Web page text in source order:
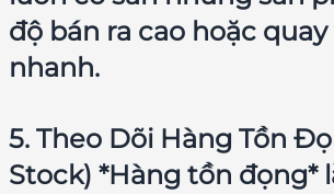
độ bán ra cao hoặc
nhanh.
5. Theo Dõi Hàng Tồn
Stock) *Hàng tồn đọng*